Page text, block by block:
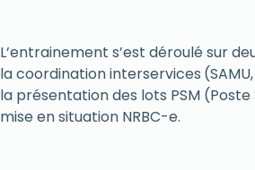
L’entrainement s’est déroulé sur
la coordination interservices
la présentation des lots PSM
mise en situation NRBC-e.